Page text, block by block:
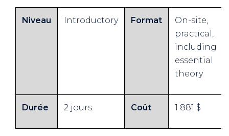
Niveau Introductory Format
On-site,
practical,
including
essential
theory
Durée 2 jours Coût 1 881 $